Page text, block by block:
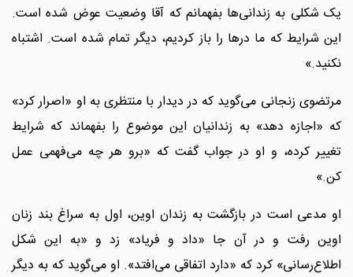
یک شکلی به زندانی‌ها بفهمانم که آقا وضعیت عوض شده است.
این شرایط که ما درها را باز کردیم، دیگر تمام شده است. اشتباه
نکنید.»
مرتضوی زنجانی می‌گوید که در دیدار با منتظری به او «اصرار کرد»
که «اجازه دهد» به زندانیان این موضوع را بفهماند که شرایط
تغییر کرده، و او در جواب گفت که «برو هر چه می‌فهمی عمل
کن.»
او مدعی است در بازگشت به زندان اوین، اول به سراغ بند زنان
اوین رفت و در آن جا «داد و فریاد» زد و «به این شکل
اطلاع‌رسانی» کرد که «دارد اتفاقی می‌افتد». او می‌گوید که به دیگر